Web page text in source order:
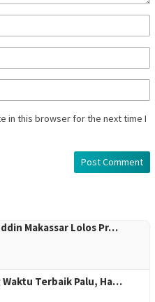
in this browser for the next time I
Makassar Lolos Pr…
Terbaik Palu, Ha…